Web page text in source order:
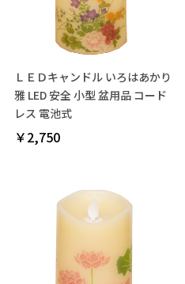
ＬＥＤキャンドル いろはあかり
雅 LED 安全 小型 盆用品 コード
レス 電池式
￥2,750